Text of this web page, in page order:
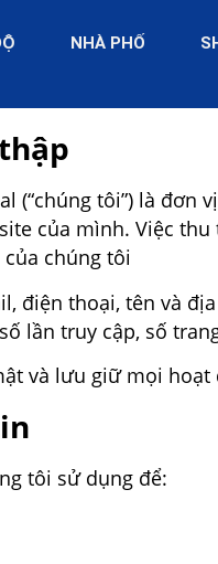
NHÀ PHỐ
(“chúng tôi”) là
của mình. Việc
chúng tôi
điện thoại, tên và
lần truy cập, số
và lưu giữ mọi
tôi sử dụng để: